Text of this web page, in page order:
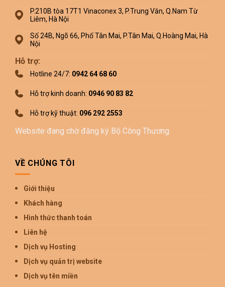
P.210B tòa 17T1 Vinaconex 3, P.Trung Văn, Q.Nam Từ
Liêm, Hà Nội
Số 24B, Ngõ 66, Phố Tân Mai, P.Tân Mai, Q.Hoàng Mai, Hà
Nội
Hỗ trợ:
Hotline 24/7: 0942 64 68 60
Hỗ trợ kinh doanh: 0946 90 83 82
Hỗ trợ kỹ thuật: 096 292 2553
Website đang chờ đăng ký Bộ Công Thương
VỀ CHÚNG TÔI
Giới thiệu
Khách hàng
Hình thức thanh toán
Liên hệ
Dịch vụ Hosting
Dịch vụ quản trị website
Dịch vụ tên miền